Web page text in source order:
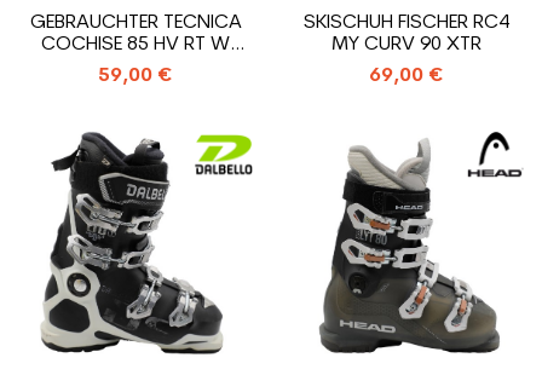
GEBRAUCHTER TECNICA
COCHISE 85 HV RT W
SKISCHUH
59,00 €
SKISCHUH FISCHER RC4
MY CURV 90 XTR
69,00 €